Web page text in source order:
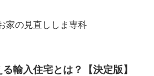
家の見直ししま専科
輸入住宅とは？【決定版】